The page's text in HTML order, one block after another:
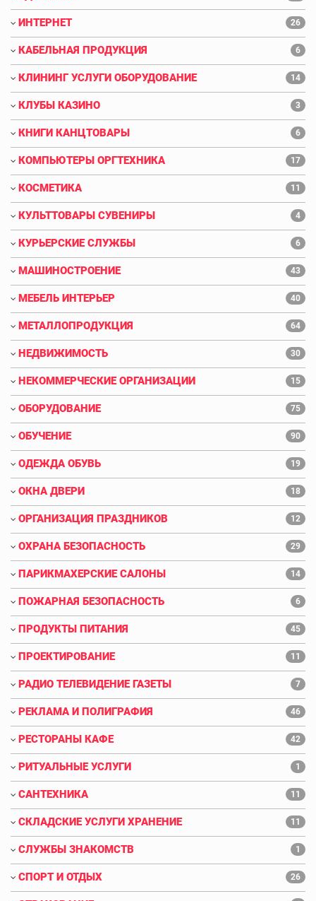
ИНТЕРНЕТ 26
КАБЕЛЬНАЯ ПРОДУКЦИЯ 6
КЛИНИНГ УСЛУГИ ОБОРУДОВАНИЕ 14
КЛУБЫ КАЗИНО 3
КНИГИ КАНЦТОВАРЫ 6
КОМПЬЮТЕРЫ ОРГТЕХНИКА 17
КОСМЕТИКА 11
КУЛЬТТОВАРЫ СУВЕНИРЫ 4
КУРЬЕРСКИЕ СЛУЖБЫ 6
МАШИНОСТРОЕНИЕ 43
МЕБЕЛЬ ИНТЕРЬЕР 40
МЕТАЛЛОПРОДУКЦИЯ 64
НЕДВИЖИМОСТЬ 30
НЕКОММЕРЧЕСКИЕ ОРГАНИЗАЦИИ 15
ОБОРУДОВАНИЕ 75
ОБУЧЕНИЕ 90
ОДЕЖДА ОБУВЬ 19
ОКНА ДВЕРИ 18
ОРГАНИЗАЦИЯ ПРАЗДНИКОВ 12
ОХРАНА БЕЗОПАСНОСТЬ 29
ПАРИКМАХЕРСКИЕ САЛОНЫ 14
ПОЖАРНАЯ БЕЗОПАСНОСТЬ 6
ПРОДУКТЫ ПИТАНИЯ 45
ПРОЕКТИРОВАНИЕ 11
РАДИО ТЕЛЕВИДЕНИЕ ГАЗЕТЫ 7
РЕКЛАМА И ПОЛИГРАФИЯ 46
РЕСТОРАНЫ КАФЕ 42
РИТУАЛЬНЫЕ УСЛУГИ 1
САНТЕХНИКА 11
СКЛАДСКИЕ УСЛУГИ ХРАНЕНИЕ 11
СЛУЖБЫ ЗНАКОМСТВ 1
СПОРТ И ОТДЫХ 26